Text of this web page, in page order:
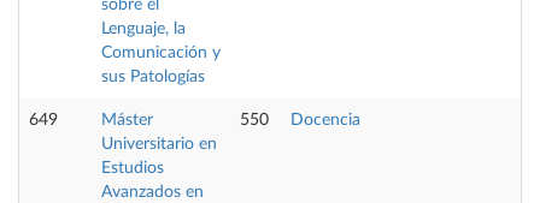
sobre el
Lenguaje, la
Comunicación y
sus Patologías
649
Máster
Universitario en
Estudios
Avanzados en
550 Docencia